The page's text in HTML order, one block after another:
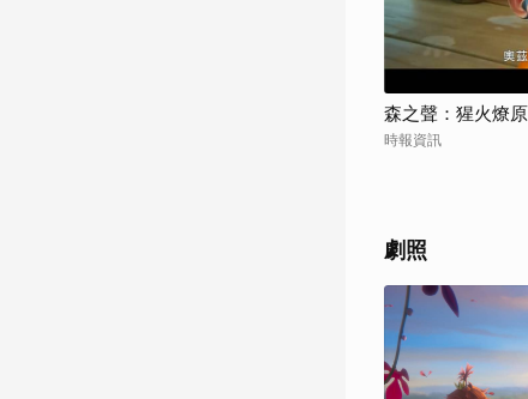
森之聲：猩火燎
時報資訊
劇照